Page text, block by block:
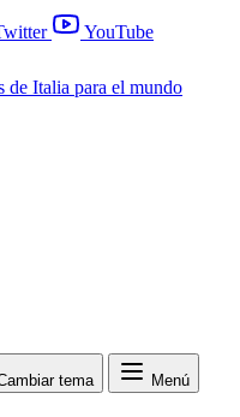
YouTube
de Italia para el mundo
tema Menú